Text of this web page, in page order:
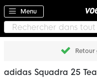
Menu
Retour
adidas Squadra 25